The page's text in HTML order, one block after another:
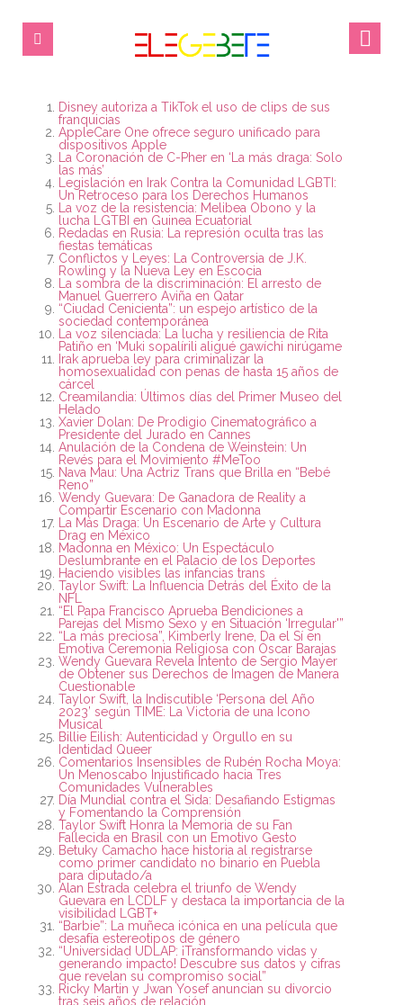
Disney autoriza a TikTok el uso de clips de sus
franquicias
AppleCare One ofrece seguro unificado para
dispositivos Apple
La Coronación de C-Pher en ‘La más draga: Solo
las más’
Legislación en Irak Contra la Comunidad LGBTI:
Un Retroceso para los Derechos Humanos
La voz de la resistencia: Melibea Obono y la
lucha LGTBI en Guinea Ecuatorial
Redadas en Rusia: La represión oculta tras las
fiestas temáticas
Conflictos y Leyes: La Controversia de J.K.
Rowling y la Nueva Ley en Escocia
La sombra de la discriminación: El arresto de
Manuel Guerrero Aviña en Qatar
“Ciudad Cenicienta”: un espejo artístico de la
sociedad contemporánea
La voz silenciada: La lucha y resiliencia de Rita
Patiño en ‘Muki sopalírili aligué gawíchi nirúgame
Irak aprueba ley para criminalizar la
homosexualidad con penas de hasta 15 años de
cárcel
Creamilandia: Últimos días del Primer Museo del
Helado
Xavier Dolan: De Prodigio Cinematográfico a
Presidente del Jurado en Cannes
Anulación de la Condena de Weinstein: Un
Revés para el Movimiento #MeToo
Nava Mau: Una Actriz Trans que Brilla en “Bebé
Reno”
Wendy Guevara: De Ganadora de Reality a
Compartir Escenario con Madonna
La Más Draga: Un Escenario de Arte y Cultura
Drag en México
Madonna en México: Un Espectáculo
Deslumbrante en el Palacio de los Deportes
Haciendo visibles las infancias trans
Taylor Swift: La Influencia Detrás del Éxito de la
NFL
“El Papa Francisco Aprueba Bendiciones a
Parejas del Mismo Sexo y en Situación ‘Irregular'”
“La más preciosa”, Kimberly Irene, Da el Sí en
Emotiva Ceremonia Religiosa con Óscar Barajas
Wendy Guevara Revela Intento de Sergio Mayer
de Obtener sus Derechos de Imagen de Manera
Cuestionable
Taylor Swift, la Indiscutible ‘Persona del Año
2023’ según TIME: La Victoria de una Icono
Musical
Billie Eilish: Autenticidad y Orgullo en su
Identidad Queer
Comentarios Insensibles de Rubén Rocha Moya:
Un Menoscabo Injustificado hacia Tres
Comunidades Vulnerables
Día Mundial contra el Sida: Desafiando Estigmas
y Fomentando la Comprensión
Taylor Swift Honra la Memoria de su Fan
Fallecida en Brasil con un Emotivo Gesto
Betuky Camacho hace historia al registrarse
como primer candidato no binario en Puebla
para diputado/a
Alan Estrada celebra el triunfo de Wendy
Guevara en LCDLF y destaca la importancia de la
visibilidad LGBT+
“Barbie”: La muñeca icónica en una película que
desafía estereotipos de género
“Universidad UDLAP: ¡Transformando vidas y
generando impacto! Descubre sus datos y cifras
que revelan su compromiso social”
Ricky Martin y Jwan Yosef anuncian su divorcio
tras seis años de relación